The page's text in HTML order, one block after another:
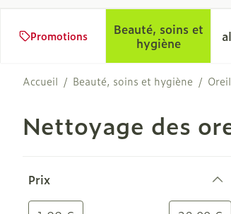
Promotions
Beauté, soins et
hygièneAfficher le
Accueil / Beauté, soins et hygiène /
Nettoyage des
Prix